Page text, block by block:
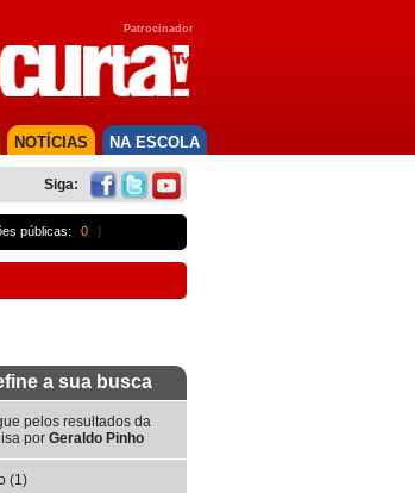
Patrocinador
NA ESCOLA
NOTÍCIAS
Siga:
públicas: 0 }
a sua busca
pelos resultados da
por Geraldo Pinho
(1)